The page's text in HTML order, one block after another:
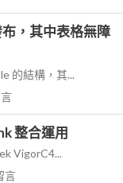
，其中表格無障
的結構，其...
整合運用
VigorC4...
言